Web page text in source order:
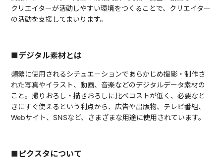
クリエイターが活動しやすい環境をつくることで、クリエイター
の活動を支援してまいります。
■デジタル素材とは
頻繁に使用されるシチュエーションであらかじめ撮影・制作さ
れた写真やイラスト、動画、音楽などのデジタルデータ素材の
こと。撮りおろし・描きおろしに比べコストが低く、必要なと
きにすぐ使えるという利点から、広告や出版物、テレビ番組、
Webサイト、SNSなど、さまざまな用途に使用されています。
■ピクスタについて